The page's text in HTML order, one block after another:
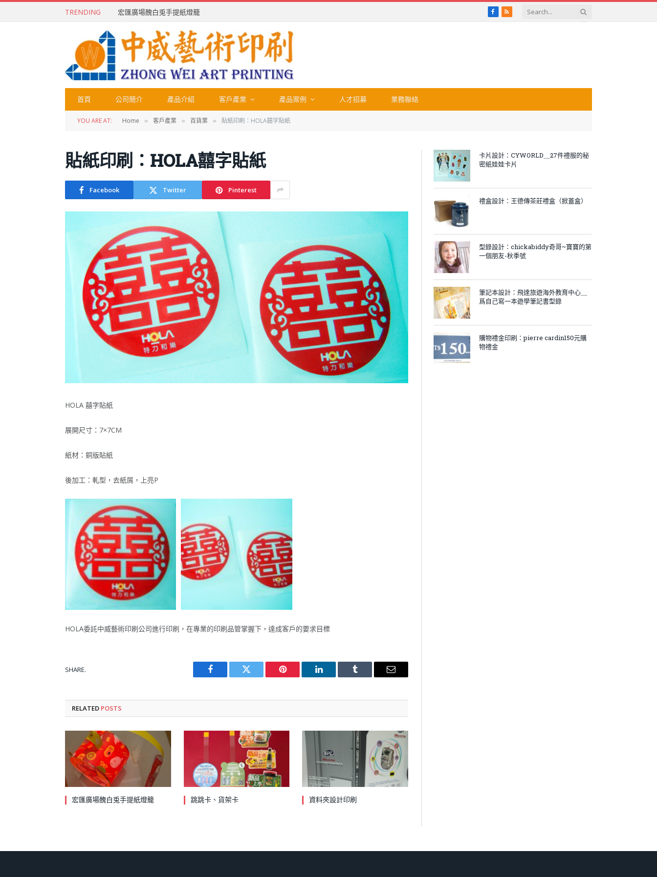
TRENDING 宏匯廣場醜白兎手提紙燈籠 Facebook
RSS
首頁 公司簡介 產品介紹 客戶產業 產品案例 人才招募 業務聯絡
YOU ARE AT: Home » 客戶產業 » 百貨業 » 貼紙印刷：HOLA囍字貼紙
貼紙印刷：HOLA囍字貼紙
Facebook Twitter Pinterest
HOLA 囍字貼紙
展開尺寸：7×7CM
紙材：銅版貼紙
後加工：軋型，去紙屑，上亮P
HOLA委託中威藝術印刷公司進行印刷，在專業的印刷品管掌握下，達成客戶的要求目標
SHARE.
Facebook Twitter Pinterest LinkedIn Tumblr Email
RELATED POSTS
宏匯廣場醜白兎手提紙燈籠 跳跳卡、貨架卡 資料夾設計印刷
卡片設計：CYWORLD＿27件禮服的秘
密紙娃娃卡片
禮盒設計：王德傳茶莊禮盒（掀蓋盒）
型錄設計：chickabiddy奇哥~寶寶的第
一個朋友-秋季號
筆記本設計：飛達旅遊海外教育中心＿
爲自己寫一本遊學筆記書型錄
購物禮金印刷：pierre cardin150元購
物禮金